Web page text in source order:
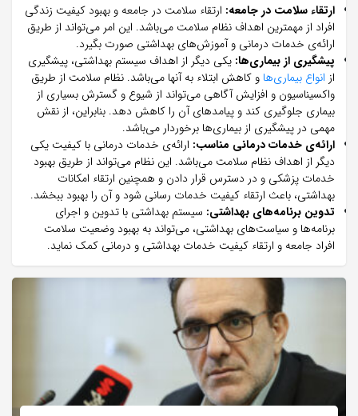
ارتقاء سلامت در جامعه: ارتقاء سلامت در جامعه و بهبود کیفیت زندگی
افراد از مهمترین اهداف نظام سلامت می‌باشد. این امر می‌تواند از طریق
ارائه‌ی خدمات درمانی و آموزش‌های بهداشتی صورت بگیرد.
پیشگیری از بیماری‌ها: یکی دیگر از اهداف سیستم بهداشتی، پیشگیری
از انواع بیماری‌‌ها و کاهش ابتلاء به آنها می‌باشد. نظام سلامت از طریق
واکسیناسیون و افزایش آگاهی می‌تواند از شیوع و گسترش بسیاری از
بیماری جلوگیری کند و پیامدهای آن را کاهش دهد. بنابراین، از نقش
مهمی در پیشگیری از بیماری‌ها برخوردار می‌باشد.
ارائه‌ی خدمات درمانی مناسب: ارائه‌ی خدمات درمانی با کیفیت یکی
دیگر از اهداف نظام سلامت می‌باشد. این نظام می‌تواند از طریق بهبود
خدمات پزشکی و در دسترس قرار دادن و همچنین ارتقاء امکانات
بهداشتی، باعث ارتقاء کیفیت خدمات رسانی شود و آن را بهبود ببخشد.
تدوین برنامه‌های بهداشتی: سیستم بهداشتی با تدوین و اجرای
برنامه‌‌ها و سیاست‌های بهداشتی، می‌تواند به بهبود وضعیت سلامت
افراد جامعه و ارتقاء کیفیت خدمات بهداشتی و درمانی کمک نماید.